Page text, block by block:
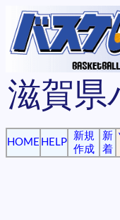
滋賀県
HOME HELP
新規
作成
新
着